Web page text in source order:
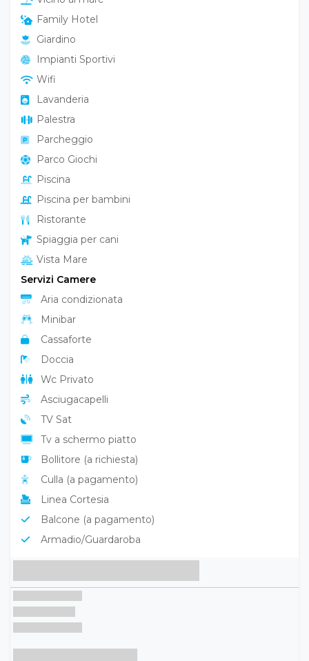
Carta di Credito
Cucina gluten free
Vicino al mare
Family Hotel
Giardino
Impianti Sportivi
Wifi
Lavanderia
Palestra
Parcheggio
Parco Giochi
Piscina
Piscina per bambini
Ristorante
Spiaggia per cani
Vista Mare
Servizi Camere
Aria condizionata
Minibar
Cassaforte
Doccia
Wc Privato
Asciugacapelli
TV Sat
Tv a schermo piatto
Bollitore (a richiesta)
Culla (a pagamento)
Armadio/Guardaroba